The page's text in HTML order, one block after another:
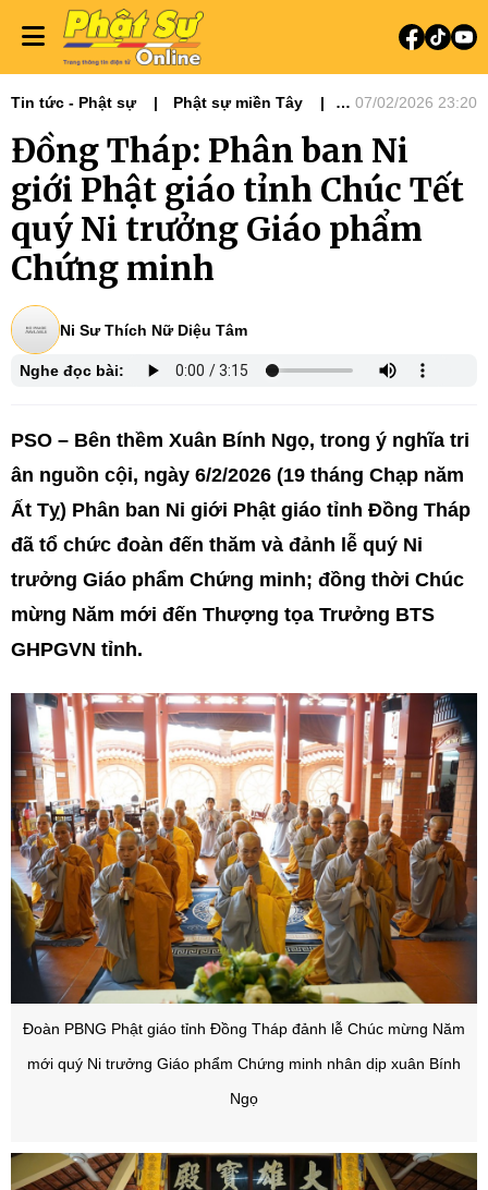
Tin tức - Phật sự
Phật sự miền Tây
07/02/2026 23:20
Đồng Tháp: Phân ban Ni
giới Phật giáo tỉnh Chúc Tết
quý Ni trưởng Giáo phẩm
Chứng minh
Ni Sư Thích Nữ Diệu Tâm
Nghe đọc bài:
PSO – Bên thềm Xuân Bính Ngọ, trong ý nghĩa tri
ân nguồn cội, ngày 6/2/2026 (19 tháng Chạp năm
Ất Tỵ) Phân ban Ni giới Phật giáo tỉnh Đồng Tháp
đã tổ chức đoàn đến thăm và đảnh lễ quý Ni
trưởng Giáo phẩm Chứng minh; đồng thời Chúc
mừng Năm mới đến Thượng tọa Trưởng BTS
GHPGVN tỉnh.
Đoàn PBNG Phật giáo tỉnh Đồng Tháp đảnh lễ Chúc mừng Năm
mới quý Ni trưởng Giáo phẩm Chứng minh nhân dịp xuân Bính
Ngọ